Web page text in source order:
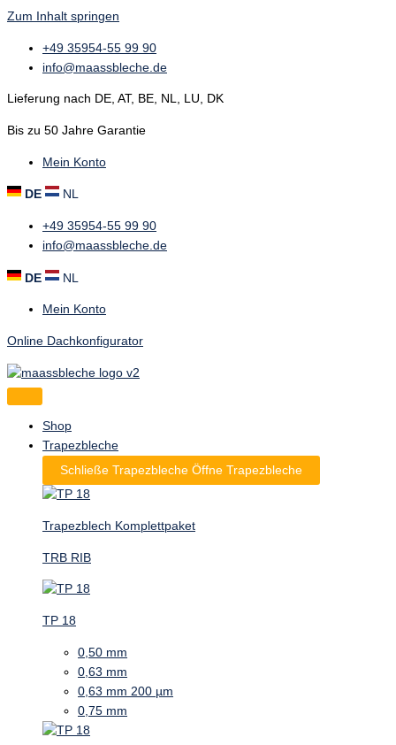
Zum Inhalt springen
+49 35954-55 99 90
info@maassbleche.de
Lieferung nach DE, AT, BE, NL, LU, DK
Bis zu 50 Jahre Garantie
Mein Konto
DE NL
+49 35954-55 99 90
info@maassbleche.de
DE NL
Mein Konto
Online Dachkonfigurator
Shop
Trapezbleche
Schließe Trapezbleche Öffne Trapezbleche
Trapezblech Komplettpaket
TRB RIB
TP 18
0,50 mm
0,63 mm
0,63 mm 200 µm
0,75 mm